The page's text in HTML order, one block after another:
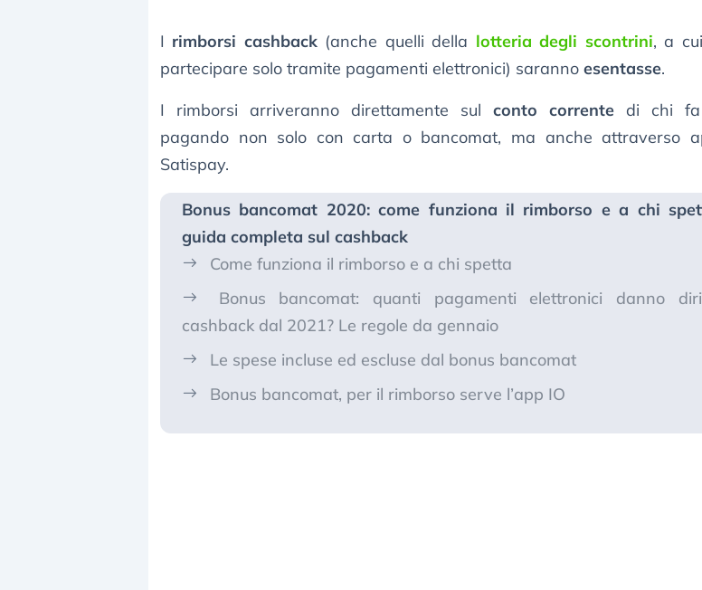
I rimborsi cashback(anche quelli della lotteria degli scontrini, a
partecipare solo tramite pagamenti elettronici) saranno esentasse.
I rimborsi arriveranno direttamente sulconto corrente di chi fa
pagando non solo con carta o bancomat, ma anche attraverso
Satispay.
Bonus bancomat 2020: come funziona il rimborso e a chi
guida completa sul cashback
Come funziona il rimborso e a chi spetta
Bonus bancomat: quanti pagamenti elettronici danno
cashback dal 2021? Le regole da gennaio
Le spese incluse ed escluse dal bonus bancomat
Bonus bancomat, per il rimborso serve l’app IO